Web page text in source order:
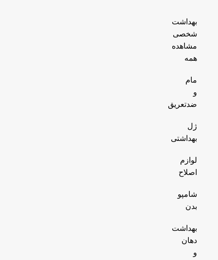
بهداشت
شخصی
مشاهده
همه
مام
و
ضدتعریق
ژل
بهداشتی
لوازم
اصلاح
شامپو
بدن
بهداشت
دهان
و